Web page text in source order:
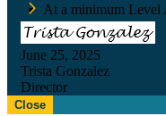
At a minimum Level
June 25, 2025
Trista Gonzalez
Director
Close